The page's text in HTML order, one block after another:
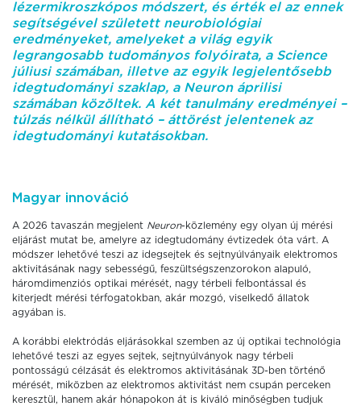
lézermikroszkópos módszert, és érték el az ennek
segítségével született neurobiológiai
eredményeket, amelyeket a világ egyik
legrangosabb tudományos folyóirata, a Science
júliusi számában, illetve az egyik legjelentősebb
idegtudományi szaklap, a Neuron áprilisi
számában közöltek. A két tanulmány eredményei –
túlzás nélkül állítható – áttörést jelentenek az
idegtudományi kutatásokban.
Magyar innováció
A 2026 tavaszán megjelent Neuron-közlemény egy olyan új mérési
eljárást mutat be, amelyre az idegtudomány évtizedek óta várt. A
módszer lehetővé teszi az idegsejtek és sejtnyúlványaik elektromos
aktivitásának nagy sebességű, feszültségszenzorokon alapuló,
háromdimenziós optikai mérését, nagy térbeli felbontással és
kiterjedt mérési térfogatokban, akár mozgó, viselkedő állatok
agyában is.
A korábbi elektródás eljárásokkal szemben az új optikai technológia
lehetővé teszi az egyes sejtek, sejtnyúlványok nagy térbeli
pontosságú célzását és elektromos aktivitásának 3D-ben történő
mérését, miközben az elektromos aktivitást nem csupán perceken
keresztül, hanem akár hónapokon át is kiváló minőségben tudjuk